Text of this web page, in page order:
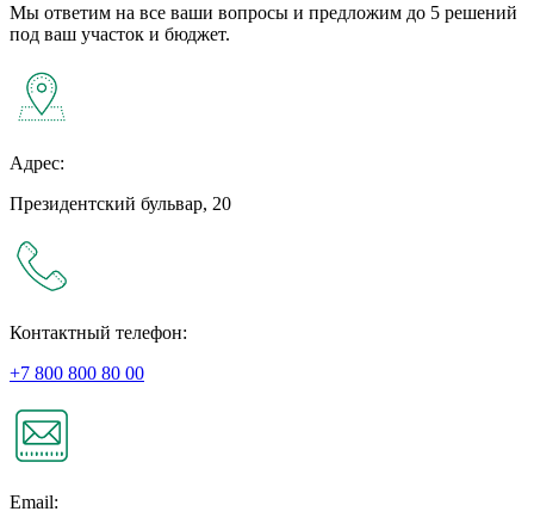
Мы ответим на все ваши вопросы и предложим до 5 решений
под ваш участок и бюджет.
Адрес:
Президентский бульвар, 20
Контактный телефон:
+7 800 800 80 00
Email: